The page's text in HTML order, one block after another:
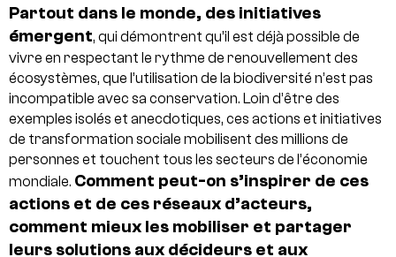
Partout dans le monde, des initiatives
émergent, qui démontrent qu’il est déjà possible de
vivre en respectant le rythme de renouvellement des
écosystèmes, que l’utilisation de la biodiversité n’est pas
incompatible avec sa conservation. Loin d’être des
exemples isolés et anecdotiques, ces actions et initiatives
de transformation sociale mobilisent des millions de
personnes et touchent tous les secteurs de l’économie
mondiale. Comment peut-on s’inspirer de ces
actions et de ces réseaux d’acteurs,
comment mieux les mobiliser et partager
leurs solutions aux décideurs et aux